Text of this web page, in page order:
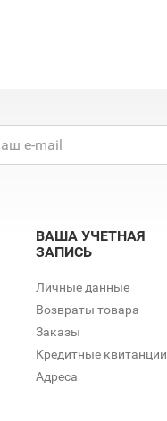
ВАША УЧЕТНАЯ
ЗАПИСЬ
Личные данные
Возвраты товара
Заказы
Кредитные квитанции
Адреса